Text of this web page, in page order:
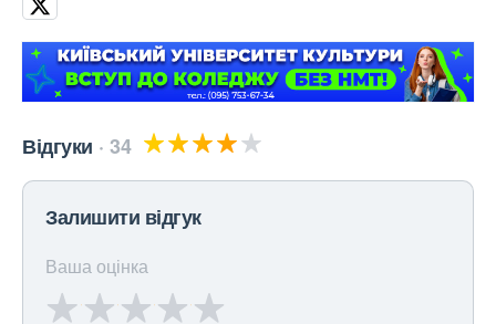
Відгуки 34
Залишити відгук
Ваша оцінка